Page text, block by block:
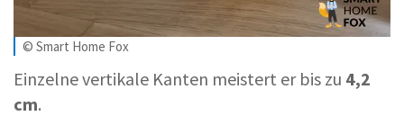
© Smart Home Fox
Einzelne vertikale Kanten meistert er bis zu 4,2
cm.